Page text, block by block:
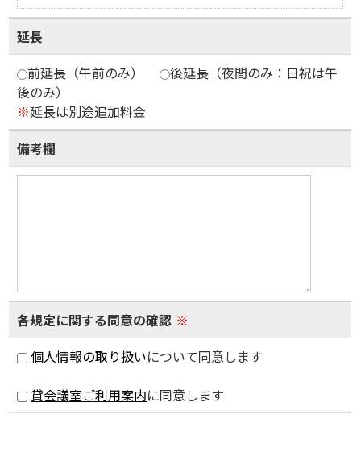
延長
前延長（午前のみ）
後延長（夜間のみ：日祝は午
後のみ）
※延長は別途追加料金
備考欄
各規定に関する同意の確認 ※
個人情報の取り扱いについて同意します
貸会議室ご利用案内に同意します